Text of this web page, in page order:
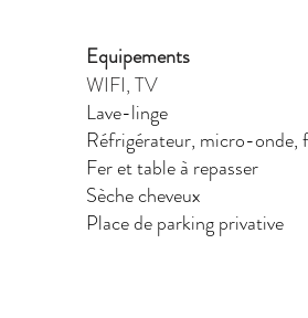
Equipements
WIFI, TV
Lave-linge
Réfrigérateur, micro-onde,
Fer et table à repasser
Sèche cheveux
Place de parking privative